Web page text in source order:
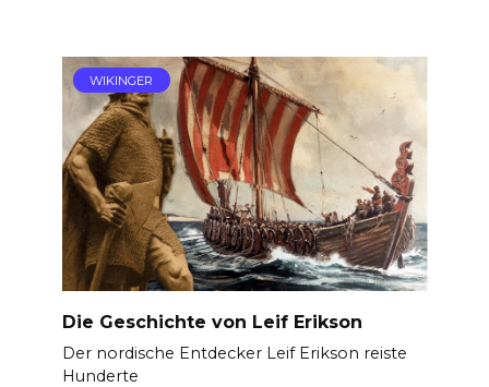
WIKINGER
Die Geschichte von Leif Erikson
Der nordische Entdecker Leif Erikson reiste
Hunderte